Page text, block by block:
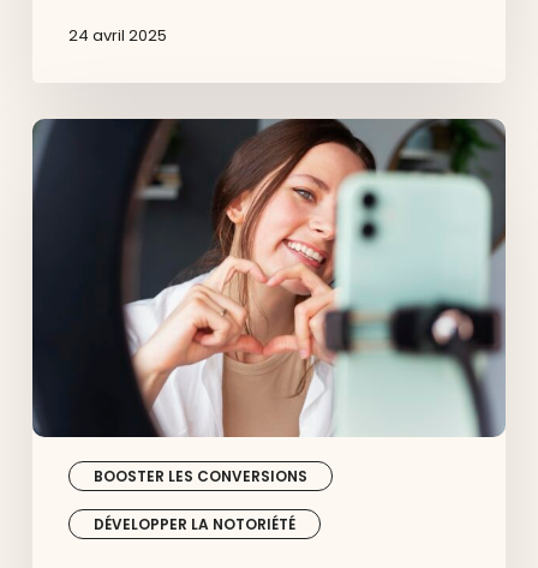
24 avril 2025
BOOSTER LES CONVERSIONS
DÉVELOPPER LA NOTORIÉTÉ
Comment
déployer
une
stratégie